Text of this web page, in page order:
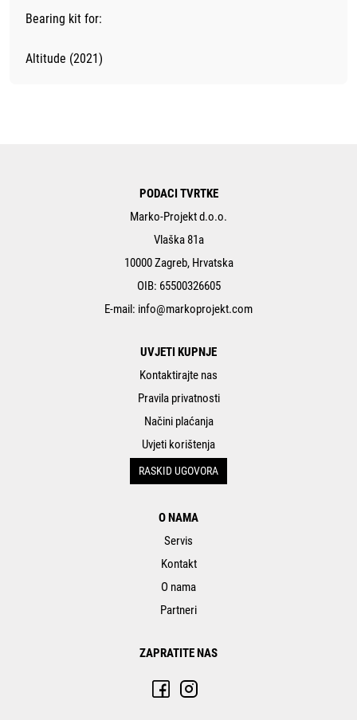
Bearing kit for:
Altitude (2021)
PODACI TVRTKE
Marko-Projekt d.o.o.
Vlaška 81a
10000 Zagreb, Hrvatska
OIB: 65500326605
E-mail: info@markoprojekt.com
UVJETI KUPNJE
Kontaktirajte nas
Pravila privatnosti
Načini plaćanja
Uvjeti korištenja
RASKID UGOVORA
O NAMA
Servis
Kontakt
O nama
Partneri
ZAPRATITE NAS